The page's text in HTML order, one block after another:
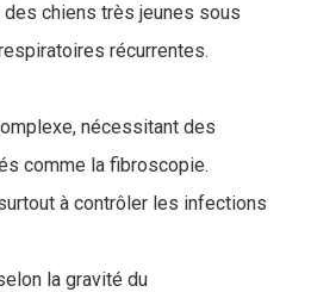
chiens très jeunes sous
récurrentes.
nécessitant des
comme la fibroscopie.
à contrôler les infections
la gravité du